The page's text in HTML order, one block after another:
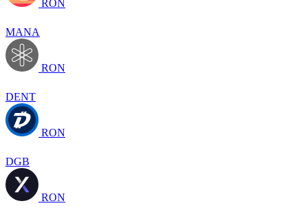
RON
MANA
RON
DENT
RON
DGB
RON